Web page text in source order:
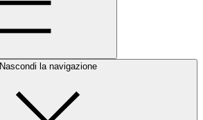
Nascondi la navigazione